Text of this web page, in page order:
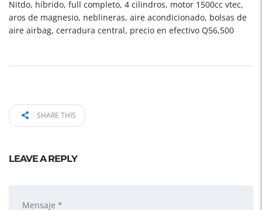
Nitdo, híbrido, full completo, 4 cilindros, motor 1500cc vtec,
aros de magnesio, neblineras, aire acondicionado, bolsas de
aire airbag, cerradura central, precio en efectivo Q56,500
SHARE THIS
LEAVE A REPLY